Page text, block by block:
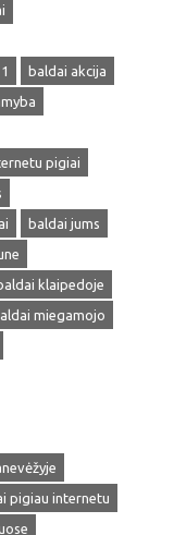
baldai akcija
pigiai
baldai jums
klaipedoje
miegamojo
pigiau internetu